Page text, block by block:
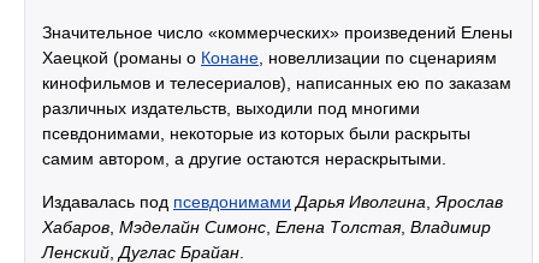
Значительное число «коммерческих» произведений Елены
Хаецкой (романы о Конане , новеллизации по сценариям
кинофильмов и телесериалов), написанных ею по заказам
различных издательств, выходили под многими
псевдонимами, некоторые из которых были раскрыты
самим автором, а другие остаются нераскрытыми.
Издавалась под псевдонимами Дарья Иволгина Ярослав
Хабаров Мэделайн Симонс Елена Толстая, Владимир
Ленский Дуглас Брайан